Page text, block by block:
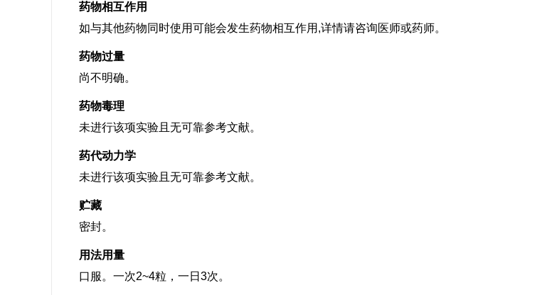
药物相互作用
如与其他药物同时使用可能会发生药物相互作用,详情请咨询医师或药师。
药物过量
尚不明确。
药物毒理
未进行该项实验且无可靠参考文献。
药代动力学
未进行该项实验且无可靠参考文献。
贮藏
密封。
用法用量
口服。一次2~4粒，一日3次。